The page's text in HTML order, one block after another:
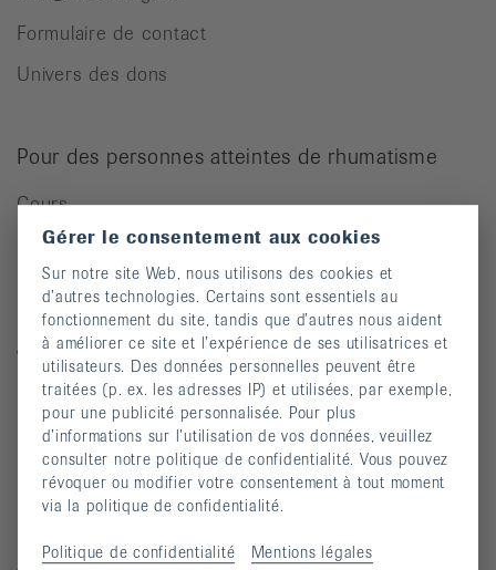
Formulaire de contact
Univers des dons
Pour des personnes atteintes de rhumatisme
Cours
Manifestations
Prévention des chutes
Publications
Vidéos
Lettre d’information
Moyens auxiliaires
Maladies rhumatismales
Arthrite
Gérer le consentement aux cookies
Sur notre site Web, nous utilisons des cookies et
d’autres technologies. Certains sont essentiels au
fonctionnement du site, tandis que d’autres nous aident
à améliorer ce site et l’expérience de ses utilisatrices et
utilisateurs. Des données personnelles peuvent être
traitées (p. ex. les adresses IP) et utilisées, par exemple,
pour une publicité personnalisée. Pour plus
d’informations sur l’utilisation de vos données, veuillez
consulter notre politique de confidentialité. Vous pouvez
révoquer ou modifier votre consentement à tout moment
via la politique de confidentialité.
Politique de confidentialité Mentions légales